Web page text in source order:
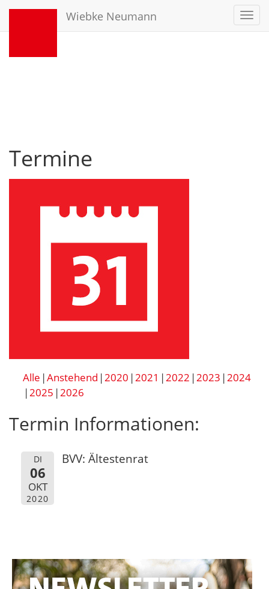
Wiebke Neumann
Termine
Alle Anstehend 2020 2021 2022 2023 2024
2025 2026
Termin Informationen:
DI
06
OKT
2020
BVV: Ältestenrat